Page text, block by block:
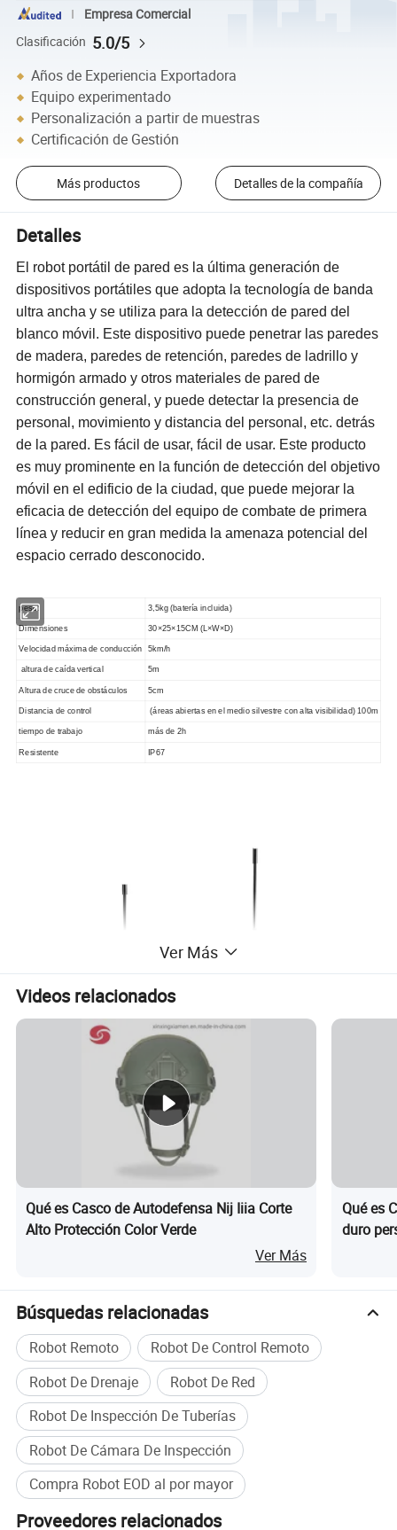
Empresa Comercial
Clasificación 5.0/5
Años de Experiencia Exportadora
Equipo experimentado
Personalización a partir de muestras
Certificación de Gestión
Más productos Detalles de la compañía
Detalles
El robot portátil de pared es la última generación de
dispositivos portátiles que adopta la tecnología de banda
ultra ancha y se utiliza para la detección de pared del
blanco móvil. Este dispositivo puede penetrar las paredes
de madera, paredes de retención, paredes de ladrillo y
hormigón armado y otros materiales de pared de
construcción general, y puede detectar la presencia de
personal, movimiento y distancia del personal, etc. detrás
de la pared. Es fácil de usar, fácil de usar. Este producto
es muy prominente en la función de detección del objetivo
móvil en el edificio de la ciudad, que puede mejorar la
eficacia de detección del equipo de combate de primera
línea y reducir en gran medida la amenaza potencial del
espacio cerrado desconocido.
peso: 3,5kg (batería incluida)
Dimensiones 30×25× 15CM (L×W×D)
Velocidad máxima de conducción 5km/h
altura de caída vertical 5m
Altura de cruce de obstáculos 5cm
Distancia de control (áreas abiertasen el medio silvestre con alta visibilidad)100m
tiempo de trabajo más de 2h
Resistente IP67
Ver Más
Videos relacionados
Qué es Casco de Autodefensa Nij Iiia Corte
Alto Protección Color Verde
Ver Más
Qué es
duro
Búsquedas relacionadas
Robot Remoto
Robot De Control Remoto
Robot De Drenaje
Robot De Red
Robot De Inspección De Tuberías
Robot De Cámara De Inspección
Compra Robot EOD al por mayor
Proveedores relacionados